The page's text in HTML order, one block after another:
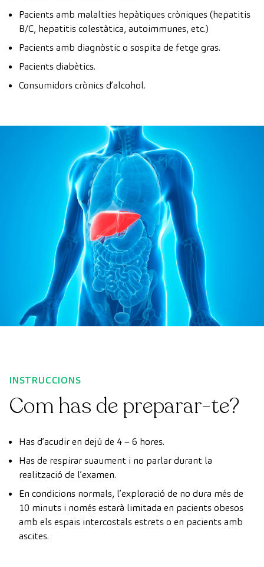
Pacients amb malalties hepàtiques cròniques (hepatitis
B/C, hepatitis colestàtica, autoimmunes, etc.)
Pacients amb diagnòstic o sospita de fetge gras.
Pacients diabètics.
Consumidors crònics d’alcohol.
INSTRUCCIONS
Com has de preparar-te?
Has d’acudir en dejú de 4 – 6 hores.
Has de respirar suaument i no parlar durant la
realització de l’examen.
En condicions normals, l’exploració de no dura més de
10 minuts i només estarà limitada en pacients obesos
amb els espais intercostals estrets o en pacients amb
ascites.